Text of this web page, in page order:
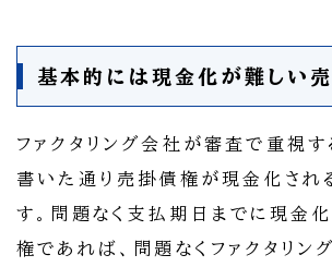
基本的には現金化が難しい
ファクタリング会社が審査で重視す
書いた通り売掛債権が現金化され
す。問題なく支払期日までに現金
権であれば、問題なくファクタリン